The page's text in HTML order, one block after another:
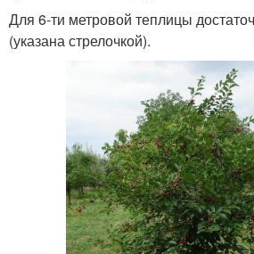
Для 6-ти метровой теплицы
(указана стрелочкой).